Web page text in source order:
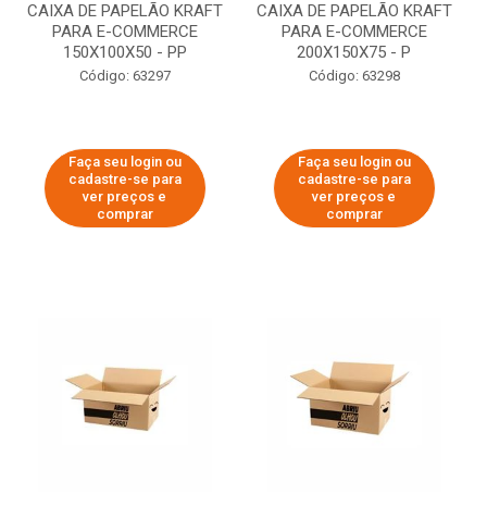
CAIXA DE PAPELÃO KRAFT
PARA E-COMMERCE
150X100X50 - PP
Código: 63297
Faça seu login ou
cadastre-se para
ver preços e
comprar
CAIXA DE PAPELÃO KRAFT
PARA E-COMMERCE
200X150X75 - P
Código: 63298
Faça seu login ou
cadastre-se para
ver preços e
comprar